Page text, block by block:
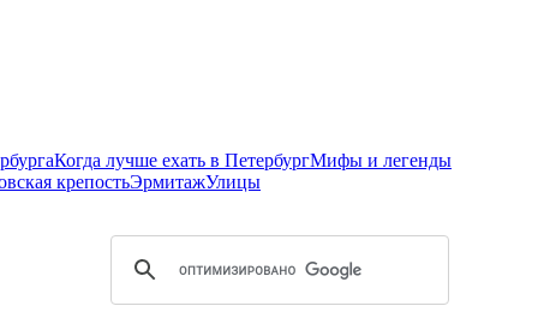
Когда лучше ехать в ПетербургМифы и легенды
крепостьЭрмитажУлицы